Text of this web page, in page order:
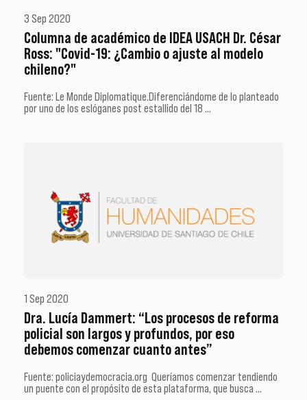
3 Sep 2020
Columna de académico de IDEA USACH Dr. César
Ross: "Covid-19: ¿Cambio o ajuste al modelo
chileno?"
Fuente: Le Monde Diplomatique.Diferenciándome de lo planteado
por uno de los eslóganes post estallido del 18 …
1 Sep 2020
Dra. Lucía Dammert: “Los procesos de reforma
policial son largos y profundos, por eso
debemos comenzar cuanto antes”
Fuente: policiaydemocracia.org Queríamos comenzar tendiendo
un puente con el propósito de esta plataforma, que busca …